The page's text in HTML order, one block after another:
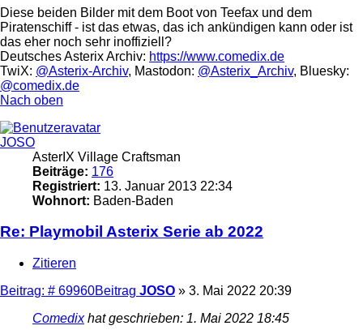
Diese beiden Bilder mit dem Boot von Teefax und dem
Piratenschiff - ist das etwas, das ich ankündigen kann oder ist
das eher noch sehr inoffiziell?
Deutsches Asterix Archiv: https://www.comedix.de
TwiX: @Asterix-Archiv, Mastodon: @Asterix_Archiv, Bluesky:
@comedix.de
Nach oben
JOSO
AsterIX Village Craftsman
Beiträge: 176
Registriert: 13. Januar 2013 22:34
Wohnort: Baden-Baden
Re: Playmobil Asterix Serie ab 2022
Zitieren
Beitrag: # 69960Beitrag JOSO » 3. Mai 2022 20:39
Comedixhat geschrieben: 1. Mai 2022 18:45